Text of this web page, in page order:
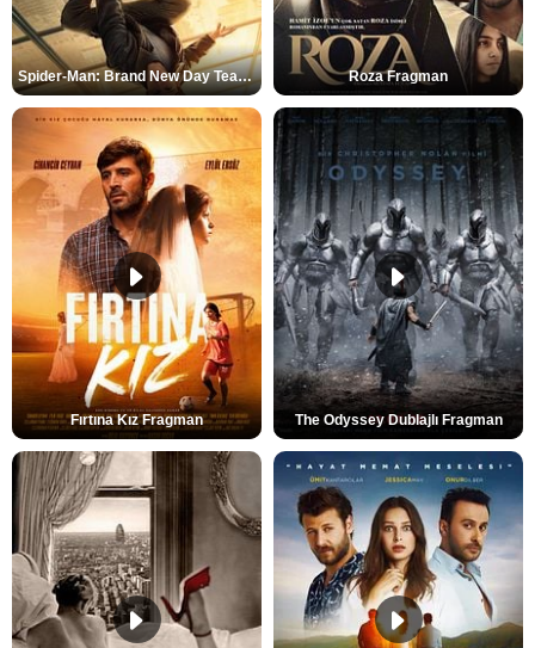
Spider-Man: Brand New Day Teaser Roza Fragman
Fırtına Kız Fragman The Odyssey Dublajlı Fragman